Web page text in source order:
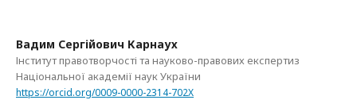
Вадим Сергійович Карнаух
Інститут правотворчості та науково-правових експертиз
Національної академії наук України
https://orcid.org/0009-0000-2314-702X